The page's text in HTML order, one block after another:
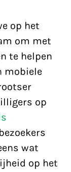
op het
om met
te helpen
mobiele
op
wat
op het